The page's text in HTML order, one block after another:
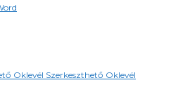
Oklevél Szerkeszthető Oklevél